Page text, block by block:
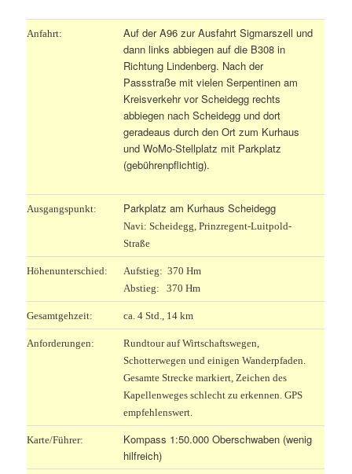
Anfahrt:
Auf der A96 zur Ausfahrt Sigmarszell und
dann links abbiegen auf die B308 in
Richtung Lindenberg. Nach der
Passstraße mit vielen Serpentinen am
Kreisverkehr vor Scheidegg rechts
abbiegen nach Scheidegg und dort
geradeaus durch den Ort zum Kurhaus
und WoMo-Stellplatz mit Parkplatz
(gebührenpflichtig).
Ausgangspunkt: Parkplatz am Kurhaus Scheidegg
Navi: Scheidegg, Prinzregent-Luitpold-
Straße
Höhenunterschied:
Aufstieg: 370 Hm
Abstieg: 370 Hm
Gesamtgehzeit: ca. 4 Std., 14 km
Anforderungen:
Rundtour auf Wirtschaftswegen,
Schotterwegen und einigen Wanderpfaden.
Gesamte Strecke markiert, Zeichen des
Kapellenweges schlecht zu erkennen. GPS
empfehlenswert.
Karte/Führer:
Kompass 1:50.000 Oberschwaben (wenig
hilfreich)